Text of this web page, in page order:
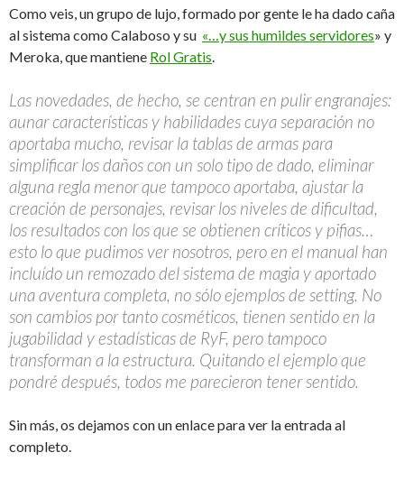
Como veis, un grupo de lujo, formado por gente le ha dado caña
al sistema como Calaboso y su «…y sus humildes servidores» y
Meroka, que mantiene Rol Gratis.
Las novedades, de hecho, se centran en pulir engranajes:
aunar características y habilidades cuya separación no
aportaba mucho, revisar la tablas de armas para
simplificar los daños con un solo tipo de dado, eliminar
alguna regla menor que tampoco aportaba, ajustar la
creación de personajes, revisar los niveles de dificultad,
los resultados con los que se obtienen críticos y pifias…
esto lo que pudimos ver nosotros, pero en el manual han
incluído un remozado del sistema de magia y aportado
una aventura completa, no sólo ejemplos de setting. No
son cambios por tanto cosméticos, tienen sentido en la
jugabilidad y estadísticas de RyF, pero tampoco
transforman a la estructura. Quitando el ejemplo que
pondré después, todos me parecieron tener sentido.
Sin más, os dejamos con un enlace para ver la entrada al
completo.